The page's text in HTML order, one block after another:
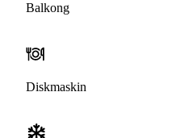
Balkong
Diskmaskin